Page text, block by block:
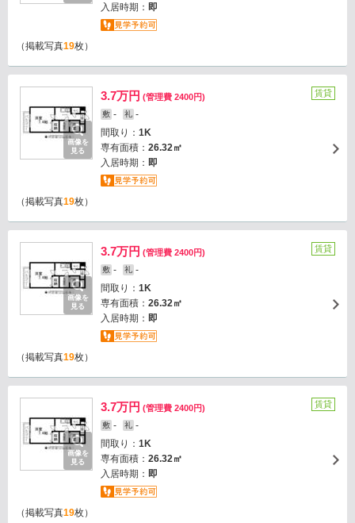
入居時期： 即
（掲載写真19枚）
画像を
見る
3.7万円 (管理費 2400円)
敷 - 礼 -
間取り： 1K
専有面積： 26.32㎡
入居時期： 即
賃貸
（掲載写真19枚）
画像を
見る
3.7万円 (管理費 2400円)
敷 - 礼 -
間取り： 1K
専有面積： 26.32㎡
入居時期： 即
賃貸
（掲載写真19枚）
画像を
見る
3.7万円 (管理費 2400円)
敷 - 礼 -
間取り： 1K
専有面積： 26.32㎡
入居時期： 即
賃貸
（掲載写真19枚）